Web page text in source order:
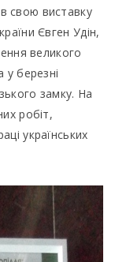
свою виставку
Євген Удін,
великого
березні
замку. На
робіт,
українських